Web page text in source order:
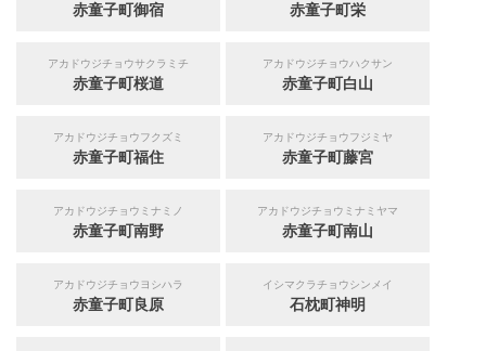
赤童子町御宿 赤童子町栄
アカドウジチョウサクラミチ
赤童子町桜道
アカドウジチョウハクサン
赤童子町白山
アカドウジチョウフクズミ
赤童子町福住
アカドウジチョウフジミヤ
赤童子町藤宮
アカドウジチョウミナミノ
赤童子町南野
アカドウジチョウミナミヤマ
赤童子町南山
アカドウジチョウヨシハラ
赤童子町良原
イシマクラチョウシンメイ
石枕町神明